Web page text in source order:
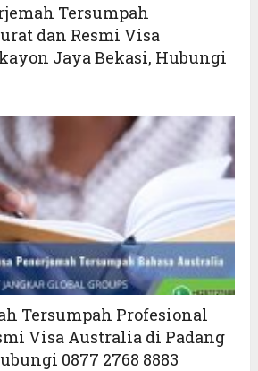
Tersumpah
dan Resmi Visa
Jaya Bekasi, Hubungi
Tersumpah Profesional
Visa Australia di Padang
0877 2768 8883